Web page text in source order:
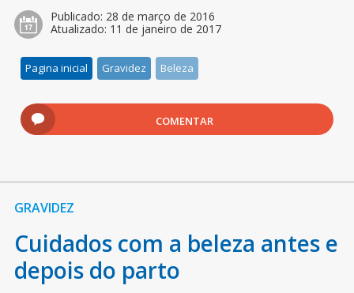
Publicado: 28 de março de 2016
Atualizado: 11 de janeiro de 2017
Pagina inicial Gravidez Beleza
COMENTAR
GRAVIDEZ
Cuidados com a beleza antes e
depois do parto